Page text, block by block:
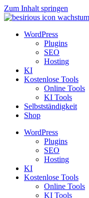
Zum Inhalt springen
WordPress
Plugins
SEO
Hosting
KI
Kostenlose Tools
Online Tools
KI Tools
Selbstständigkeit
Shop
WordPress
Plugins
SEO
Hosting
KI
Kostenlose Tools
Online Tools
KI Tools